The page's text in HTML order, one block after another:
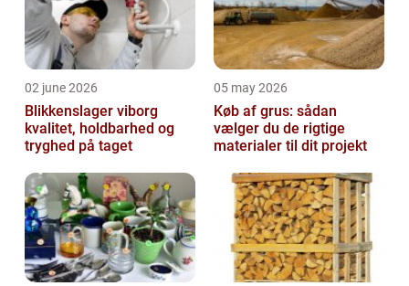
02 june 2026
Blikkenslager viborg
kvalitet, holdbarhed og
tryghed på taget
05 may 2026
Køb af grus: sådan
vælger du de rigtige
materialer til dit projekt